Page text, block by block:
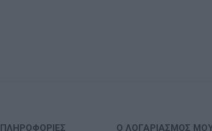
ΠΛΗΡΟΦΟΡΊΕΣ Ο ΛΟΓΑΡΙΑΣΜΌΣ